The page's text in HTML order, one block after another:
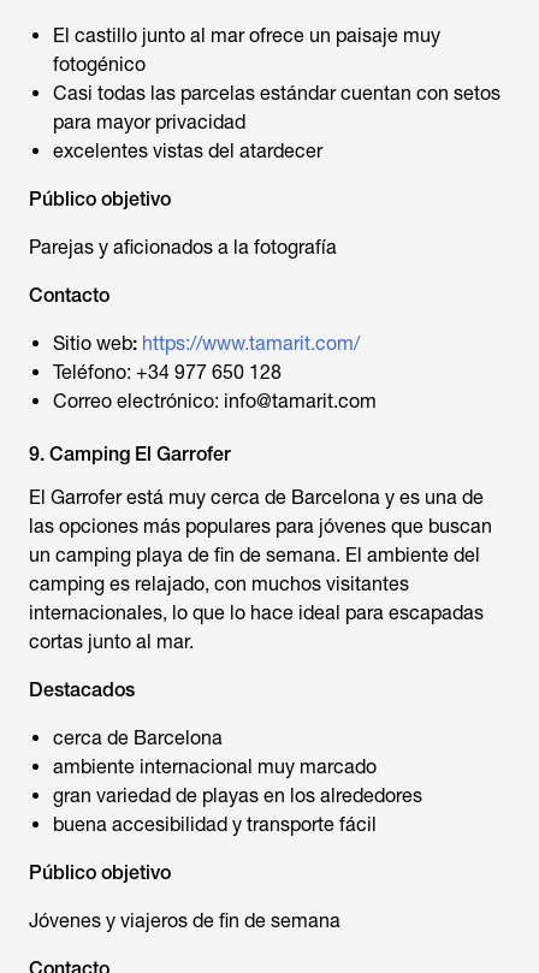
El castillo junto al mar ofrece un paisaje muy
fotogénico
Casi todas las parcelas estándar cuentan con setos
para mayor privacidad
excelentes vistas del atardecer
Público objetivo
Parejas y aficionados a la fotografía
Contacto
Sitio web: https://www.tamarit.com/
Teléfono: +34 977 650 128
Correo electrónico: info@tamarit.com
9. Camping El Garrofer
El Garrofer está muy cerca de Barcelona y es una de
las opciones más populares para jóvenes que buscan
un camping playa de fin de semana. El ambiente del
camping es relajado, con muchos visitantes
internacionales, lo que lo hace ideal para escapadas
cortas junto al mar.
Destacados
cerca de Barcelona
ambiente internacional muy marcado
gran variedad de playas en los alrededores
buena accesibilidad y transporte fácil
Público objetivo
Jóvenes y viajeros de fin de semana